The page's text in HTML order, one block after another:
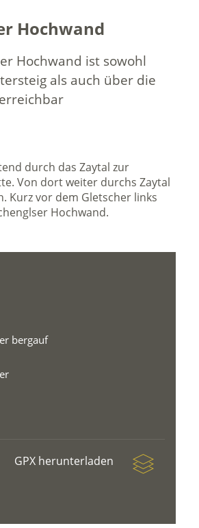
Hochwand
Hochwand ist sowohl
als auch über die
durch das Zaytal zur
Von dort weiter durchs Zaytal
Kurz vor dem Gletscher links
Hochwand.
bergauf
GPX herunterladen